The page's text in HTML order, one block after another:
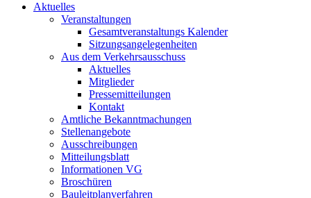
Aktuelles
Veranstaltungen
Gesamtveranstaltungs Kalender
Sitzungsangelegenheiten
Aus dem Verkehrsausschuss
Aktuelles
Mitglieder
Pressemitteilungen
Kontakt
Amtliche Bekanntmachungen
Stellenangebote
Ausschreibungen
Mitteilungsblatt
Informationen VG
Broschüren
Bauleitplanverfahren